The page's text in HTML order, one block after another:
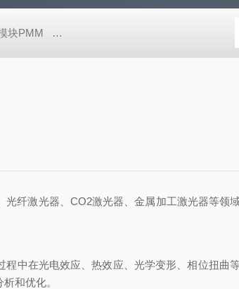
块PMM 高性能荧光寿命和稳态光谱仪FluoTime
纤激光器、CO2激光器、金属加工激光器等
在光电效应、热效应、光学变形、相位扭曲
和优化。